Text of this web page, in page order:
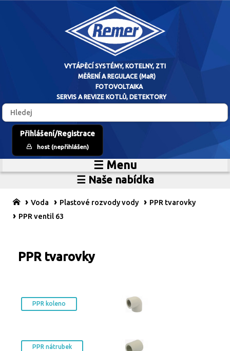
Přihlášení/Registrace
host (nepřihlášen)
☰ Menu
☰ Naše nabídka
Ostatní služby
Voda Plastové rozvody vody
PPR tvarovky
PPR ventil 63
PPR tvarovky
PPR koleno
PPR nátrubek